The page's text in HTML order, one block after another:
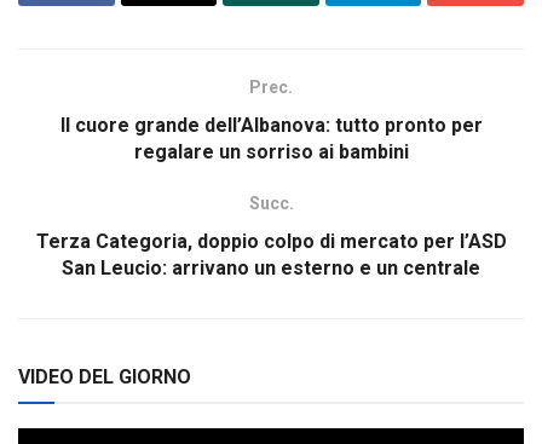
Prec.
Il cuore grande dell’Albanova: tutto pronto per
regalare un sorriso ai bambini
Succ.
Terza Categoria, doppio colpo di mercato per l’ASD
San Leucio: arrivano un esterno e un centrale
VIDEO DEL GIORNO